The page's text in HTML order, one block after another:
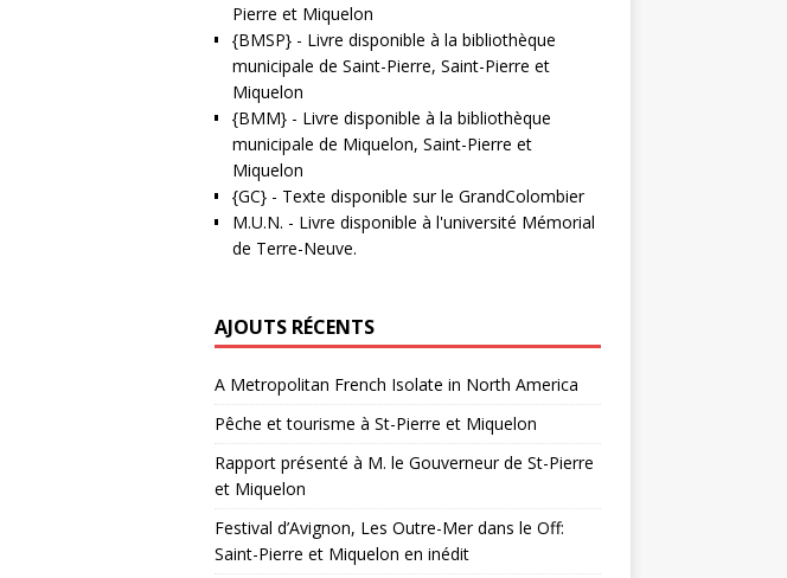
Pierre et Miquelon
{BMSP}- Livre disponible à la bibliothèque
municipale de Saint-Pierre, Saint-Pierre et
Miquelon
{BMM}- Livre disponible à la bibliothèque
municipale de Miquelon, Saint-Pierre et
Miquelon
{GC}- Texte disponible sur le GrandColombier
M.U.N. - Livre disponible à l'université Mémorial
de Terre-Neuve.
AJOUTS RÉCENTS
A Metropolitan French Isolate in North America
Pêche et tourisme à St-Pierre et Miquelon
Rapport présenté à M. le Gouverneur de St-Pierre
et Miquelon
Festival d’Avignon, Les Outre-Mer dans le Off:
Saint-Pierre et Miquelon en inédit